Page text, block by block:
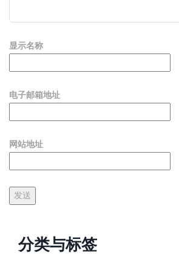
显示名称
电子邮箱地址
网站地址
分类与标签